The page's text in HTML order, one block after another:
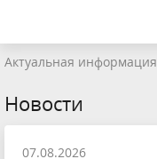
Актуальная информация
Новости
07.08.2026